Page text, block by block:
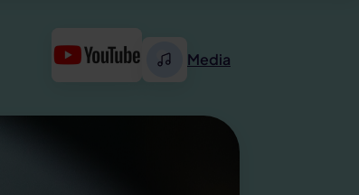
Media